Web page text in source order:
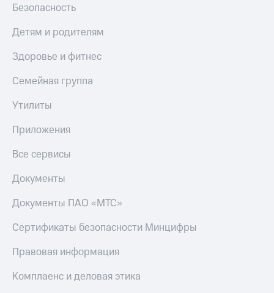
Безопасность
Детям и родителям
Здоровье и фитнес
Семейная группа
Утилиты
Приложения
Все сервисы
Документы
Документы ПАО «МТС»
Сертификаты безопасности Минцифры
Правовая информация
Комплаенс и деловая этика